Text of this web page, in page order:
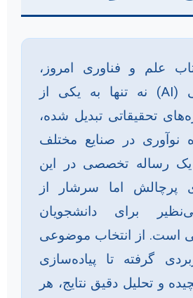
علم و فناوری امروز،
هوش مصنوعی (AI) نه تنها به یکی از
تحقیقاتی تبدیل شده،
نوآوری در صنایع مختلف
رساله تخصصی در این
پرچالش اما سرشار از
برای دانشجویان
است. از انتخاب موضوعی
گرفته تا پیاده‌سازی
و تحلیل دقیق نتایج، هر